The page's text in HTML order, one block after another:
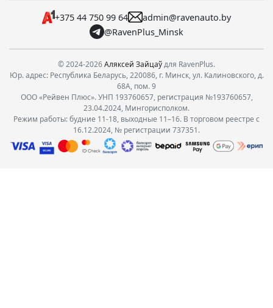
+375 44 750 99 64
admin@ravenauto.by
@RavenPlus_Minsk
© 2024-2026Аляксей Зайцаўдля RavenPlus.
Юр. адрес: Республика Беларусь, 220086, г. Минск, ул. Калиновского, д.
68А, пом. 9
ООО «Рейвен Плюс». УНП 193760657, регистрация №193760657,
23.04.2024, Мингорисполком.
Режим работы: будние 11-18, выходные 11–16. В торговом реестре с
16.12.2024, № регистрации 737351.